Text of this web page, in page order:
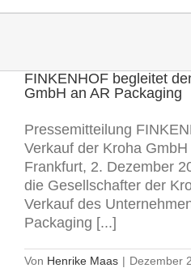
FINKENHOF begleitet
GmbH an AR Packaging
Pressemitteilung
Verkauf der Kroha
Frankfurt, 2. Dezember
die Gesellschafter der
Verkauf des
Packaging [...]
Von Henrike Maas | Dezember